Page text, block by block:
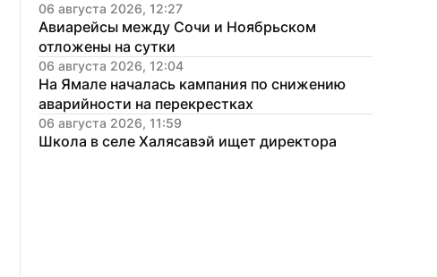
06 августа 2026, 12:27
Авиарейсы между Сочи и Ноябрьском
отложены на сутки
06 августа 2026, 12:04
На Ямале началась кампания по снижению
аварийности на перекрестках
06 августа 2026, 11:59
Школа в селе Халясавэй ищет директора